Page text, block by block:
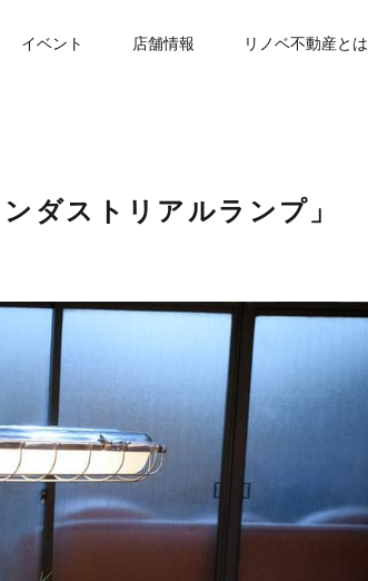
イベント 店舗情報 リノベ不動産とは
ダストリアルランプ」